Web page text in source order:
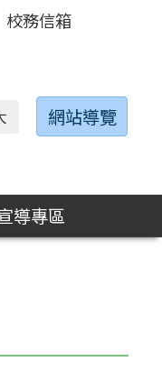
校務信箱
網站導覽
導專區